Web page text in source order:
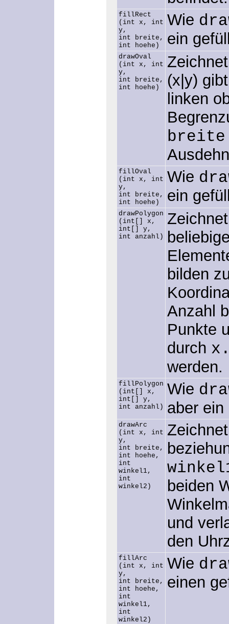
fillRect
(int x, int
y,
int breite,
int hoehe)
Wie
ein
drawOval
(int x, int
y,
int breite,
int hoehe)
(x|y)
linken
breite
fillOval
(int x, int
y,
int breite,
int hoehe)
Wie
ein
drawPolygon
(int[] x,
int[] y,
int anzahl)
bilden
Anzahl
Punkte
durch
werden.
fillPolygon
(int[] x,
int[] y,
int anzahl)
Wie
aber
drawArc
(int x, int
y,
int breite,
int hoehe,
int
winkel1,
int
winkel2)
beiden
und
den
fillArc
(int x, int
y,
int breite,
int hoehe,
int
winkel1,
int
winkel2)
Wie
einen